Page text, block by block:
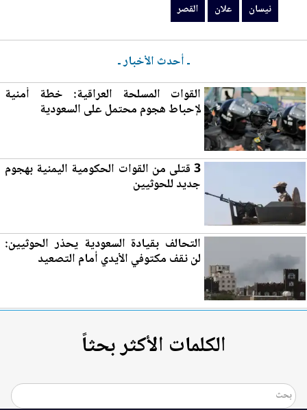
نيسان علان القصر
ـ أحدث الأخبار ـ
القوات المسلحة العراقية: خطة أمنية
لإحباط هجوم محتمل على السعودية
3 قتلى من القوات الحكومية اليمنية بهجوم
جديد للحوثيين
التحالف بقيادة السعودية يحذر الحوثيين:
لن نقف مكتوفي الأيدي أمام التصعيد
الكلمات الأكثر بحثاً